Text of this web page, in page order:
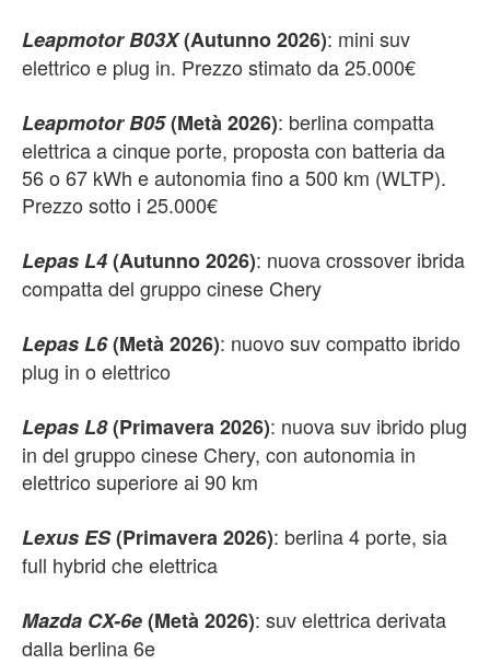
Leapmotor B03X(Autunno 2026): mini suv
elettrico e plug in. Prezzo stimato da 25.000€
Leapmotor B05(Metà 2026): berlina compatta
elettrica a cinque porte, proposta con batteria da
56 o 67 kWh e autonomia fino a 500 km (WLTP).
Prezzo sotto i 25.000€
Lepas L4(Autunno 2026): nuova crossover ibrida
compatta del gruppo cinese Chery
Lepas L6(Metà 2026): nuovo suv compatto ibrido
plug in o elettrico
Lepas L8(Primavera 2026): nuova suv ibrido plug
in del gruppo cinese Chery, con autonomia in
elettrico superiore ai 90 km
Lexus ES(Primavera 2026): berlina 4 porte, sia
full hybrid che elettrica
Mazda CX-6e(Metà 2026): suv elettrica derivata
dalla berlina 6e